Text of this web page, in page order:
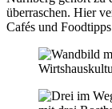
überraschen. Hier
Cafés und